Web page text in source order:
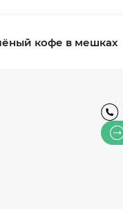
кофе в мешках